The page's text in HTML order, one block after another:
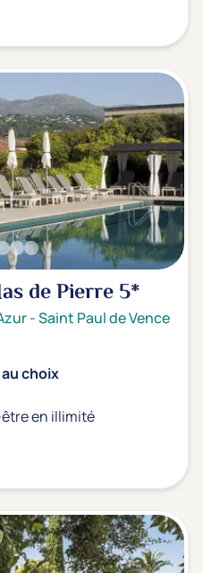
de Pierre5*
-Saint Paul de Vence
choix
en illimité